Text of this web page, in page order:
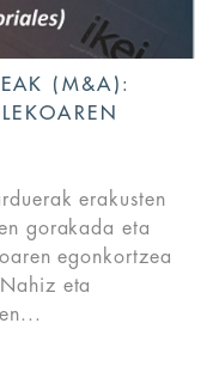
(M&A):
erakusten
gorakada eta
egonkortzea
eta